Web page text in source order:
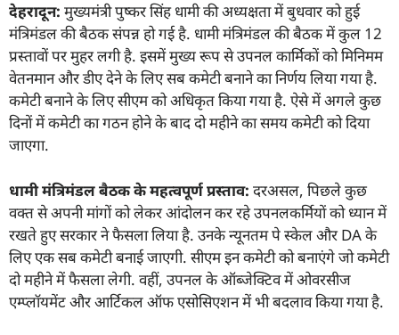
देहरादून: मुख्यमंत्री पुष्कर सिंह धामी की अध्यक्षता में बुधवार को हुई
मंत्रिमंडल की बैठक संपन्न हो गई है. धामी मंत्रिमंडल की बैठक में कुल 12
प्रस्तावों पर मुहर लगी है. इसमें मुख्य रूप से उपनल कार्मिकों को मिनिमम
वेतनमान और डीए देने के लिए सब कमेटी बनाने का निर्णय लिया गया है.
कमेटी बनाने के लिए सीएम को अधिकृत किया गया है. ऐसे में अगले कुछ
दिनों में कमेटी का गठन होने के बाद दो महीने का समय कमेटी को दिया
जाएगा.
धामी मंत्रिमंडल बैठक के महत्वपूर्ण प्रस्ताव: दरअसल, पिछले कुछ
वक्त सेअपनी मांगों को लेकर आंदोलन कर रहे उपनलकर्मियों को ध्यान में
रखते हुए सरकार ने फैसला लिया है. उनके न्यूनतम पे स्केल और DA के
लिए एक सब कमेटी बनाई जाएगी. सीएम इन कमेटी को बनाएंगे जो कमेटी
दो महीने में फैसला लेगी. वहीं, उपनल के ऑब्जेक्टिव में ओवरसीज
एम्प्लॉयमेंट और आर्टिकल ऑफ एसोसिएशन में भी बदलाव किया गया है.